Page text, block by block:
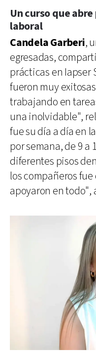
Un curso que
laboral
Candela Garberi,
egresadas,
prácticas en Iapser
fueron muy
trabajando en
una inolvidable",
fue su día a día en
por semana, de 9 a
diferentes pisos
los compañeros
apoyaron en todo",